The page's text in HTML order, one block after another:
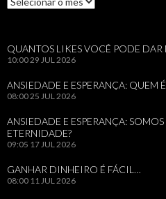
QUANTOS LIKES VOCÊ PODE DAR
10:00 29 JUL 2026
ANSIEDADE E ESPERANÇA: QUEM
08:00 25 JUL 2026
ANSIEDADE E ESPERANÇA:
ETERNIDADE?
09:05 17 JUL 2026
GANHAR DINHEIRO É FÁCIL…
08:00 11 JUL 2026